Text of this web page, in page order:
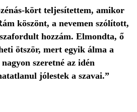
kört teljesítettem, amikor
köszönt, a nevemen szólított,
hozzám. Elmondta, ő
ötször, mert egyik álma a
szeretné az idén
jólestek a szavai.”